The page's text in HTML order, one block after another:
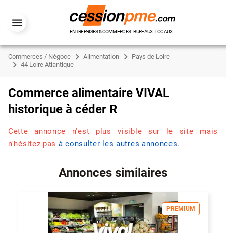
ENTREPRISES & COMMERCES - BUREAUX - LOCAUX
Commerces / Négoce Alimentation
Pays de Loire
44 Loire Atlantique
Commerce alimentaire VIVAL
historique à céder R
Cette annonce n'est plus visible sur le site mais
n'hésitez pas à consulter les autres annonces.
Annonces similaires
PREMIUM